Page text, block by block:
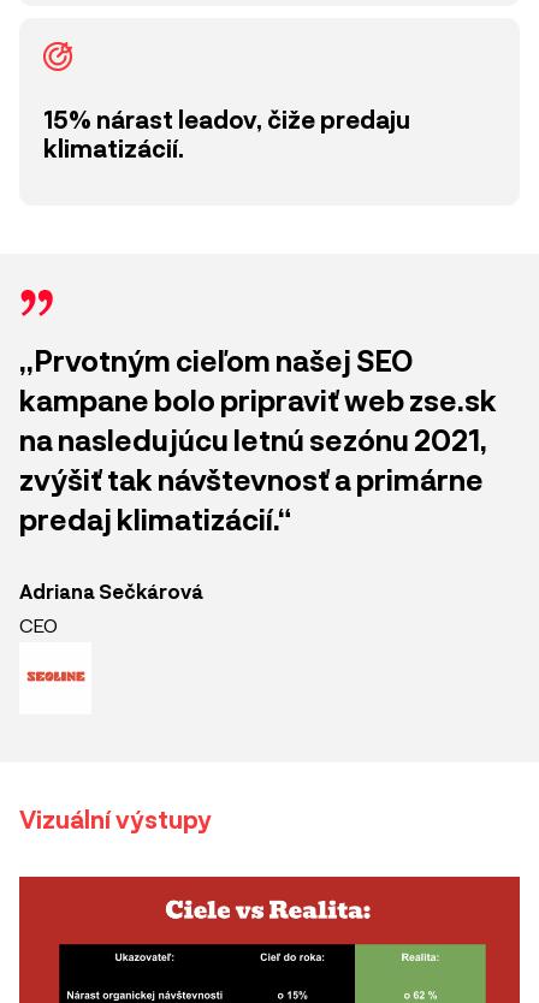
15% nárast leadov, čiže predaju
klimatizácií.
,,Prvotným cieľom našej SEO
kampane bolo pripraviť web zse.sk
na nasledujúcu letnú sezónu 2021,
zvýšiť tak návštevnosť a primárne
predaj klimatizácií.“
Adriana Sečkárová
CEO
Vizuální výstupy